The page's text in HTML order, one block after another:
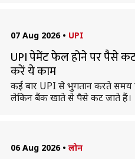
07 Aug 2026 • UPI
UPI पेमेंट फेल होने पर पैसे
करें ये काम
कई बार UPI से भुगतान करते समय
लेकिन बैंक खाते से पैसे कट जाते हैं।
06 Aug 2026 • लोन